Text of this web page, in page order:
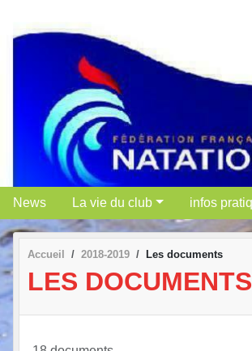
News La vie du club infos
Accueil 2018-2019 Les documents
LES DOCUMENTS